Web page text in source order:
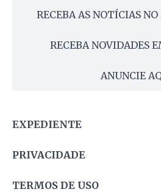
RECEBA AS NOTÍCIAS
RECEBA NOVIDADES
ANUNCIE
EXPEDIENTE
PRIVACIDADE
TERMOS DE USO